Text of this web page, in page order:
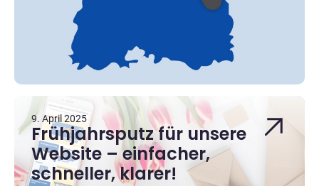
9. April 2025
Frühjahrsputz für unsere
Website – einfacher,
schneller, klarer!